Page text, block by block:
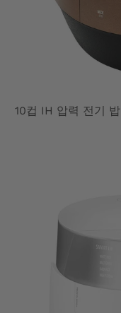
10컵 IH 압력 전기